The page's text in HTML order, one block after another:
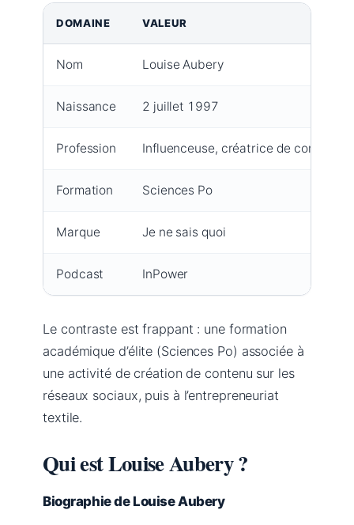
DOMAINE VALEUR
Nom Louise Aubery
Naissance 2 juillet 1997
Profession Influenceuse, créatrice de contenu,
Formation Sciences Po
Marque Je ne sais quoi
Podcast InPower
Le contraste est frappant : une formation
académique d’élite (Sciences Po) associée à
une activité de création de contenu sur les
réseaux sociaux, puis à l’entrepreneuriat
textile.
Qui est Louise Aubery ?
Biographie de Louise Aubery